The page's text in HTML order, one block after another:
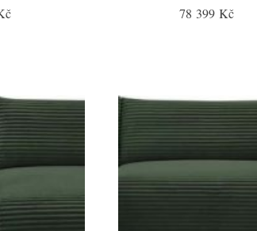
78 399 Kč